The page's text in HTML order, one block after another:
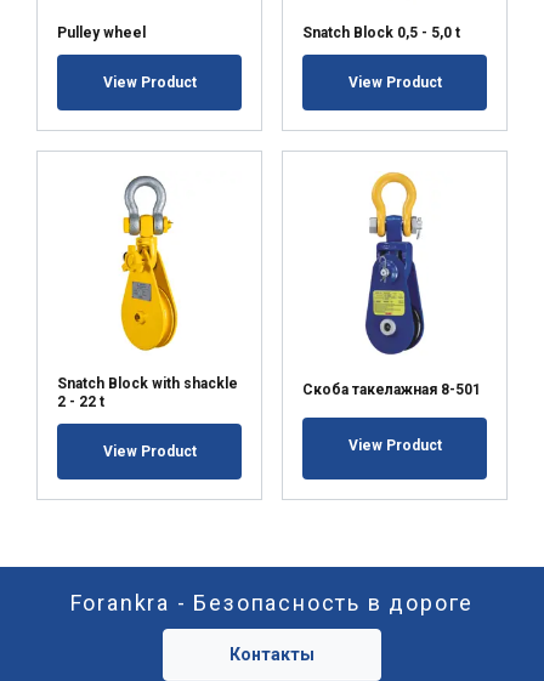
Pulley wheel
View Product
Snatch Block 0,5 - 5,0 t
View Product
Snatch Block with shackle
2 - 22 t
View Product
Скоба такелажная 8-501
View Product
Forankra - Безопасность в дороге
Контакты